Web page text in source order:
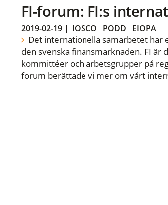
FI-forum: FI:s
2019-02-19| IOSCO PODD EIOPA
Det internationella samarbetet har
den svenska finansmarknaden. FI
kommittéer och arbetsgrupper på
forum berättade vi mer om vårt